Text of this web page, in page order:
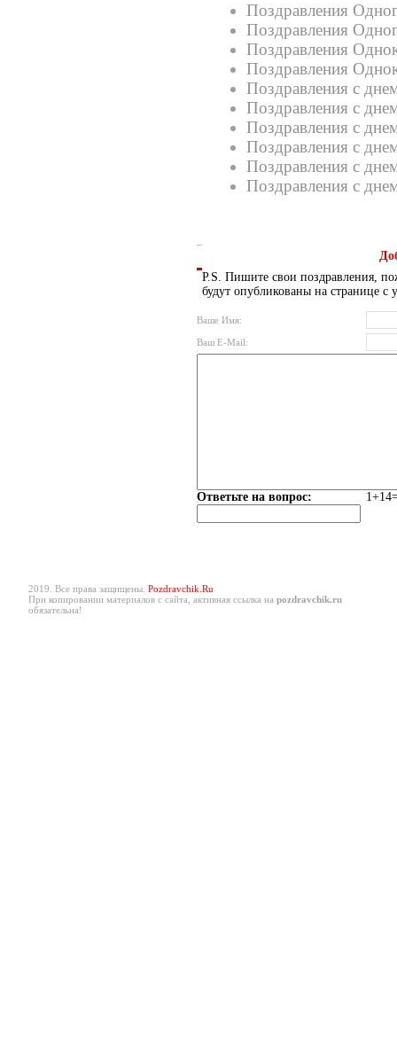
Поздравления
Поздравления
Поздравления
Поздравления
Поздравления с
Поздравления с
Поздравления с
Поздравления с
Поздравления с
Поздравления с
P.S. Пишите свои поздравления,
будут опубликованы на странице с
Ваше Имя:
Ваш E-Mail:
Ответьте на вопрос:
2019. Все права защищены. Pozdravchik.Ru
При копировании материалов с сайта, активная ссылка на pozdravchik.ru
обязательна!